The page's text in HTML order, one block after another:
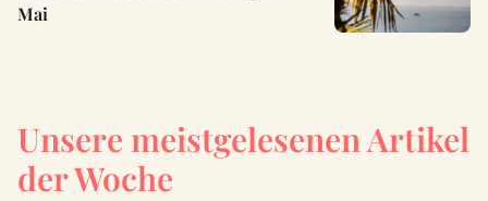
Mai
Unsere meistgelesenen Artikel
der Woche